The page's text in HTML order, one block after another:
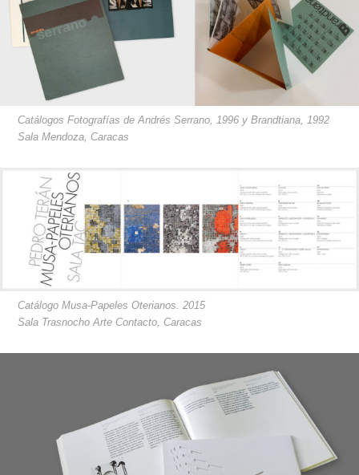
Catálogos Fotografías de Andrés Serrano, 1996 y Brandtiana, 1992
Sala Mendoza, Caracas
Catálogo Musa-Papeles Oterianos. 2015
Sala Trasnocho Arte Contacto, Caracas